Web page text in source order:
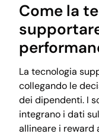
Come la
La tecnologia
collegando le
dei dipendenti. I
integrano i dati
allineare i reward